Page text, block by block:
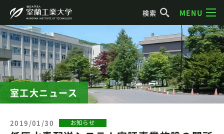
検索 MENU
室工大ニュース
2019/01/30 お知らせ